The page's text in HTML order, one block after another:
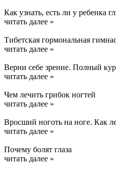
Как узнать, есть ли у ребенка
читать далее »
Тибетская гормональная
читать далее »
Верни себе зрение. Полный
читать далее »
Чем лечить грибок ногтей
читать далее »
Вросший ноготь на ноге. Как
читать далее »
Почему болят глаза
читать далее »